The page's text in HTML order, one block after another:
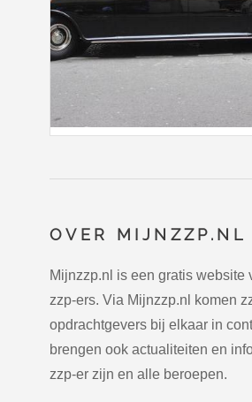
OVER MIJNZZP.NL
Mijnzzp.nl is een gratis website
zzp-ers. Via Mijnzzp.nl komen
opdrachtgevers bij elkaar in
brengen ook actualiteiten en
zzp-er zijn en alle beroepen.